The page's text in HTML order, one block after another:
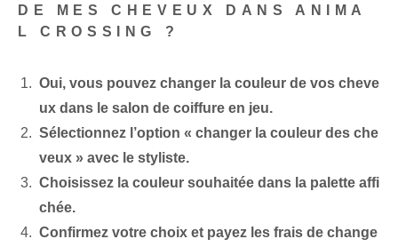
DE MES CHEVEUX DANS ANIMA
L CROSSING ?
Oui, vous pouvez changer la couleur de vos cheve
ux dans le salon de coiffure en jeu.
Sélectionnez l’option « changer la couleur des che
veux » avec le styliste.
Choisissez la couleur souhaitée dans la palette affi
chée.
Confirmez votre choix et payez les frais de change